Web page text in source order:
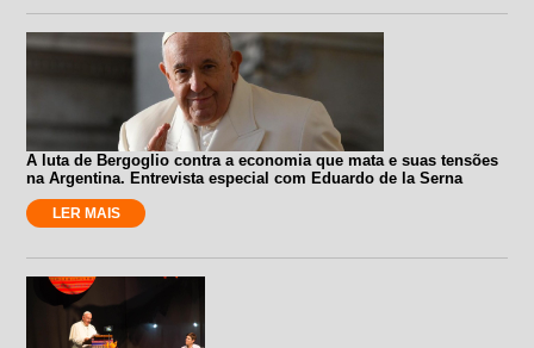
A luta de Bergoglio contra a economia que mata e suas tensões
na Argentina. Entrevista especial com Eduardo de la Serna
LER MAIS